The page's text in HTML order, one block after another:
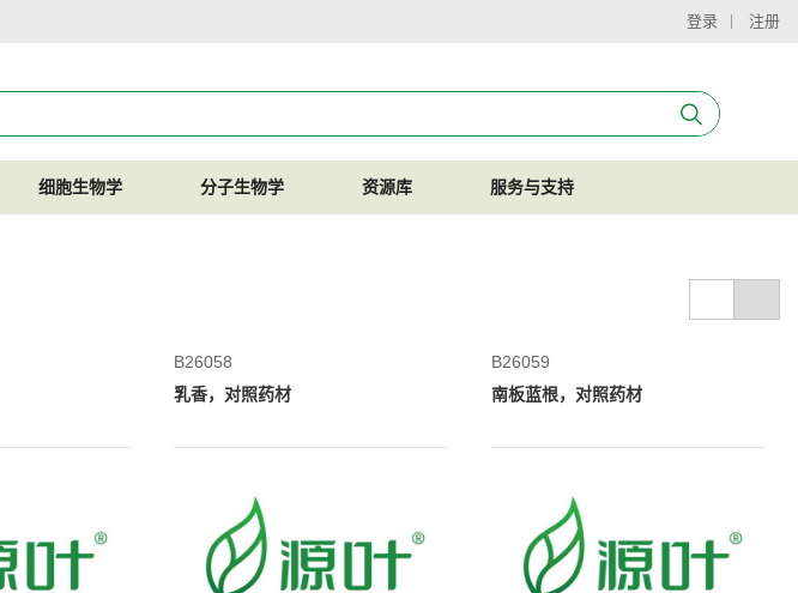
登录 注册
细胞生物学 分子生物学 资源库 服务与支持
B26058
乳香，对照药材
B26059
南板蓝根，对照药材